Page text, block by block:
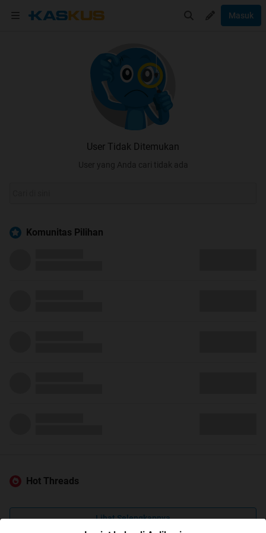
Masuk
User Tidak Ditemukan
User yang Anda cari tidak ada
Komunitas Pilihan
Hot Threads
Lihat Selengkapnya